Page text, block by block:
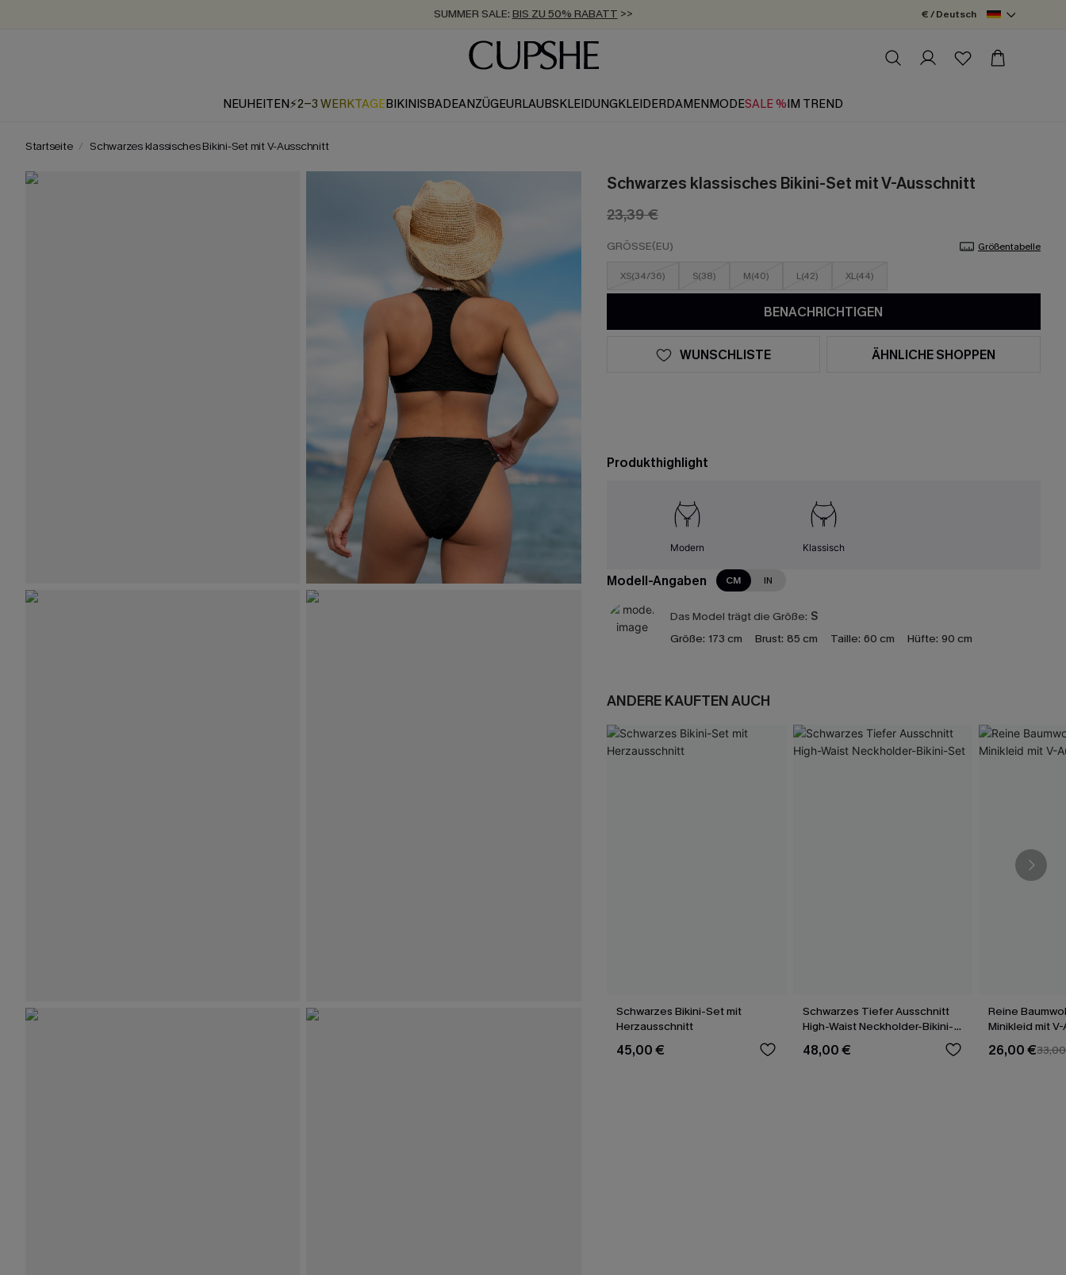
SUMMER SALE: BIS ZU 50% RABATT >>
ZUM NEWSLETTER:BIS ZU -20% EXTRA ERHALTEN
KOSTENLOSER VERSAND AB 89 €
€ / Deutsch
NEUHEITEN⚡2-3 WERKTAGEBIKINISBADEANZÜGEURLAUBSKLEIDUNGKLEIDERDAMENMODESALE %IM TREND
Startseite Schwarzes klassisches Bikini-Set mit V-Ausschnitt
Schwarzes klassisches Bikini-Set mit V-Ausschnitt
23,39 €
GRÖSSE(EU) Größentabelle
XS(34/36) S(38) M(40) L(42) XL(44)
BENACHRICHTIGEN
WUNSCHLISTE ÄHNLICHE SHOPPEN
Produkthighlight
Modern Klassisch
Modell-Angaben CM IN
Das Model trägt die Größe: S
Größe: 173 cm Brust: 85 cm Taille: 60 cm Hüfte: 90 cm
ANDERE KAUFTEN AUCH
Schwarzes Bikini-Set mit
Herzausschnitt
45,00 €
Schwarzes Tiefer Ausschnitt
High-Waist Neckholder-Bikini-
Set
48,00 €
Reine
Minikleid mit
26,00 €